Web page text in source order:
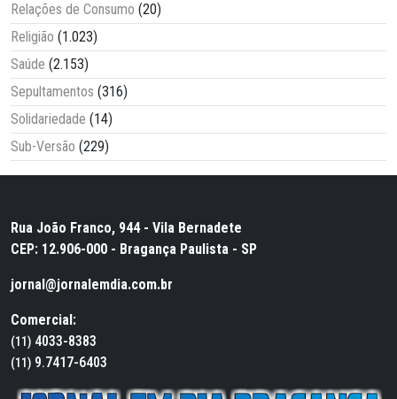
Relações de Consumo (20)
Religião (1.023)
Saúde (2.153)
Sepultamentos (316)
Solidariedade (14)
Sub-Versão (229)
Rua João Franco, 944 - Vila Bernadete
CEP: 12.906-000 - Bragança Paulista - SP
jornal@jornalemdia.com.br
Comercial:
(11) 4033-8383
(11) 9.7417-6403